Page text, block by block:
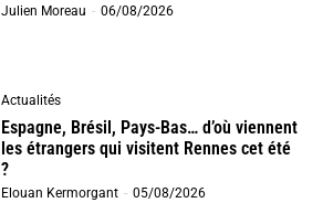
Julien Moreau - 06/08/2026
Actualités
Espagne, Brésil, Pays-Bas… d’où viennent
les étrangers qui visitent Rennes cet été
?
Elouan Kermorgant - 05/08/2026